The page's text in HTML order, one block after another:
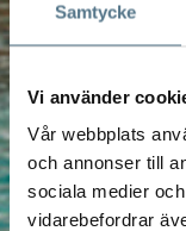
Samtycke
Vi använder
Vår webbplats
och annonser till
sociala medier
vidarebefordrar